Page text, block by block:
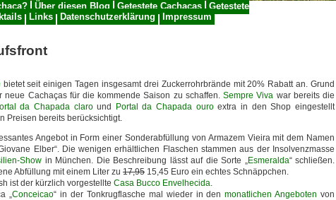
Über diesen Blog Getestete Cachaças
Getestete
Links Datenschutzerklärung Impressum
bietet seit einigen Tagen insgesamt drei Zuckerrohrbrände mit 20% Rabatt an. Grund
neue Cachaças für die kommende Saison zu schaffen.Sempre Viva war bereits die
da Chapada claround Portal da Chapada ouroextra in den Shop eingestellt
Preisen bereits berücksichtigt.
Angebot in Form einer Sonderabfüllung von Armazem Vieira mit dem Namen
Elber“. Die wenigen erhältlichen Flaschen stammen aus der Insolvenzmasse
Show in München. Die Beschreibung lässt auf die Sorte „Esmeralda“ schließen.
Abfüllung mit einem Liter zu 17,95 15,45 Euro ein echtes Schnäppchen.
ist der kürzlich vorgestellte Casa Bucco Envelhecida.
„Conceicao“ in der Tonkrugflasche mal wieder in denmonatlichen Angeboten von